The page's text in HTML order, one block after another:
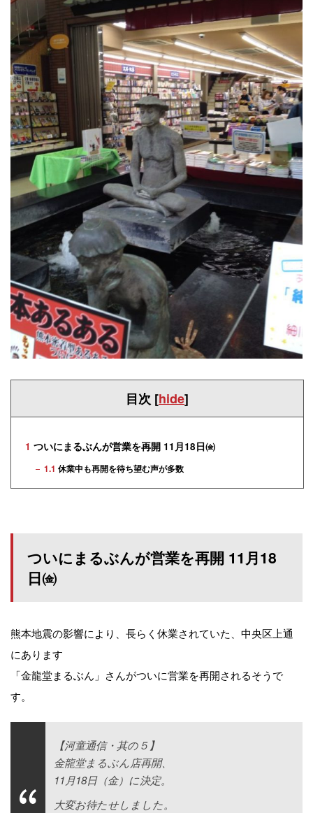
目次 [hide]
1 ついにまるぶんが営業を再開 11月18日㈮
1.1 休業中も再開を待ち望む声が多数
ついにまるぶんが営業を再開 11月18
日㈮
熊本地震の影響により、長らく休業されていた、中央区上通
にあります
「金龍堂まるぶん」さんがついに営業を再開されるそうで
す。
【河童通信・其の５】
金龍堂まるぶん店再開、
11月18日（金）に決定。
大変お待たせしました。